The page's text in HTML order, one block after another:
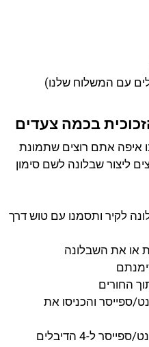
עם המשלוח שלנו)
בכמה צעדים
איפה אתם רוצים שתמונת
ליצור שבלונה לשם סימון
לקיר ותסמנו עם טוש דרך
או את השבלונה
ספייסר והכניסו את
ל-4 הדיבלים